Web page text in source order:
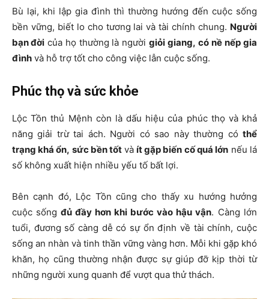
Bù lại, khi lập gia đình thì thường hướng đến cuộc sống
bền vững, biết lo cho tương lai và tài chính chung. Người
bạn đời của họ thường là người giỏi giang, có nề nếp gia
đình và hỗ trợ tốt cho công việc lẫn cuộc sống.
Phúc thọ và sức khỏe
Lộc Tồn thủ Mệnh còn là dấu hiệu của phúc thọ và khả
năng giải trừ tai ách. Người có sao này thường có thể
trạng khá ổn, sức bền tốt và ít gặp biến cố quá lớn nếu lá
số không xuất hiện nhiều yếu tố bất lợi.
Bên cạnh đó, Lộc Tồn cũng cho thấy xu hướng hưởng
cuộc sống đủ đầy hơn khi bước vào hậu vận. Càng lớn
tuổi, đương số càng dễ có sự ổn định về tài chính, cuộc
sống an nhàn và tinh thần vững vàng hơn. Mỗi khi gặp khó
khăn, họ cũng thường nhận được sự giúp đỡ kịp thời từ
những người xung quanh để vượt qua thử thách.